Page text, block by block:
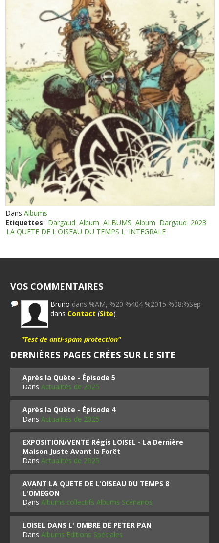
DansAlbums
Etiquettes: Dargaud Album ALBUMS Album Dargaud 2023
LA QUETE DE L'OISEAU DU TEMPS L' INTEGRALE
VOS COMMENTAIRES
Bruno dans %AM, %20 %404 %2015 %08:%Sep
dans Contact (Site)
"Test de anti-spam protection"
DERNIÈRES PAGES CRÉES SUR LE SITE
Après la Quête - Épisode 5
DansActualités de 2025
Après la Quête - Épisode 4
DansActualités de 2025
EXPOSITION/VENTE Régis LOISEL - La Dernière
Maison Juste Avant la Forêt
DansActualités de 2025
AVANT LA QUETE DE L'OISEAU DU TEMPS 8
L'OMEGON
DansAlbums collectifs Albums Scénarios
LOISEL DANS L' OMBRE DE PETER PAN
DansAlbums Editions Spéciales